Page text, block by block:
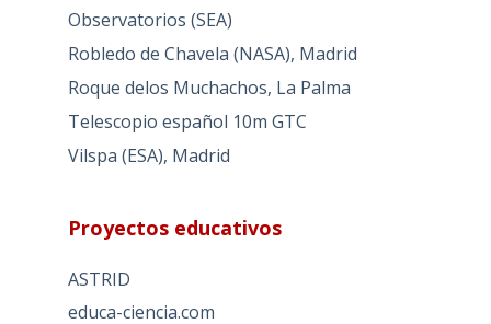
Observatorios (SEA)
Robledo de Chavela (NASA), Madrid
Roque delos Muchachos, La Palma
Telescopio español 10m GTC
Vilspa (ESA), Madrid
Proyectos educativos
ASTRID
educa-ciencia.com